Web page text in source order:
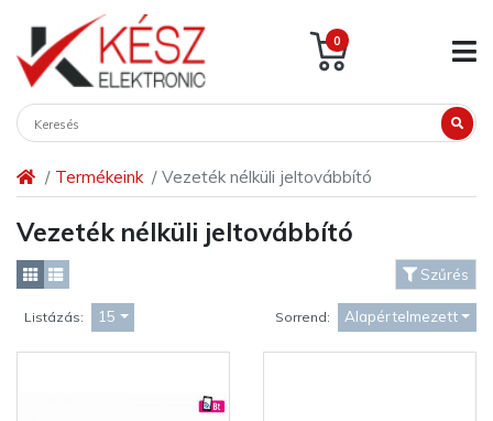
0
Termékeink Vezeték nélküli jeltovábbító
Vezeték nélküli jeltovábbító
Szűrés
Listázás: 15 Sorrend: Alapértelmezett